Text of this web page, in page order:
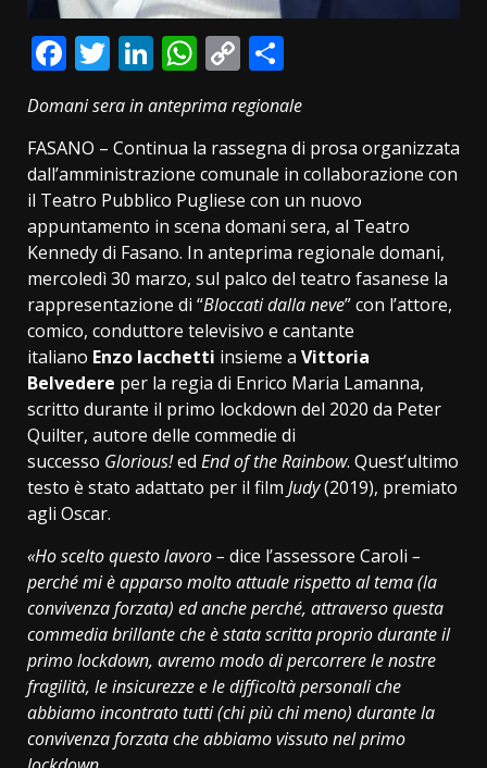
Facebook
Twitter
LinkedIn
WhatsApp
Copy
Link
Domani sera in anteprima regionale
FASANO – Continua la rassegna di prosa organizzata
dall’amministrazione comunale in collaborazione con
il Teatro Pubblico Pugliese con un nuovo
appuntamento in scena domani sera, al Teatro
Kennedy di Fasano. In anteprima regionale domani,
mercoledì 30 marzo, sul palco del teatro fasanese la
rappresentazione di “Bloccati dalla neve” con l’attore,
comico, conduttore televisivo e cantante
italiano Enzo Iacchetti insieme a Vittoria
Belvedere per la regia di Enrico Maria Lamanna,
scritto durante il primo lockdown del 2020 da Peter
Quilter, autore delle commedie di
successo Glorious!ed End of the Rainbow. Quest’ultimo
testo è stato adattato per il film Judy(2019), premiato
agli Oscar.
«Ho scelto questo lavoro – dice l’assessore Caroli –
perché mi è apparso molto attuale rispetto al tema (la
convivenza forzata) ed anche perché, attraverso questa
commedia brillante che è stata scritta proprio durante il
primo lockdown, avremo modo di percorrere le nostre
fragilità, le insicurezze e le difficoltà personali che
abbiamo incontrato tutti (chi più chi meno) durante la
convivenza forzata che abbiamo vissuto nel primo